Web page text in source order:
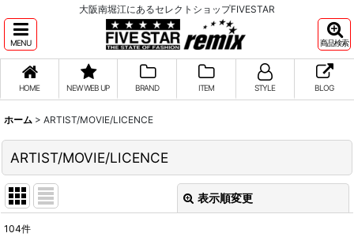
大阪南堀江にあるセレクトショップFIVESTAR
MENU 商品検索
HOME NEW WEB UP BRAND ITEM STYLE BLOG
ホーム > ARTIST/MOVIE/LICENCE
ARTIST/MOVIE/LICENCE
表示順変更
104件